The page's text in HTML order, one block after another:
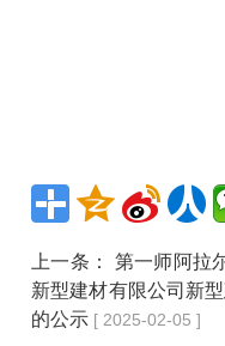
上一条：
第一师阿拉
新型建材有限公司新
的公示 [ 2025-02-05 ]